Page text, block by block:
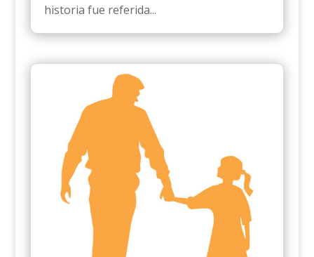
historia fue referida...